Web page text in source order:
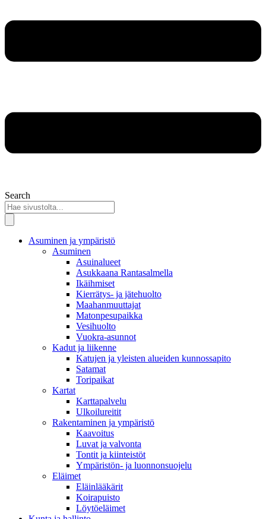
Search
Asuminen ja ympäristö
Asuminen
Asuinalueet
Asukkaana Rantasalmella
Ikäihmiset
Kierrätys- ja jätehuolto
Maahanmuuttajat
Matonpesupaikka
Vesihuolto
Vuokra-asunnot
Kadut ja liikenne
Katujen ja yleisten alueiden kunnossapito
Satamat
Toripaikat
Kartat
Karttapalvelu
Ulkoilureitit
Rakentaminen ja ympäristö
Kaavoitus
Luvat ja valvonta
Tontit ja kiinteistöt
Ympäristön- ja luonnonsuojelu
Eläimet
Eläinlääkärit
Koirapuisto
Löytöeläimet